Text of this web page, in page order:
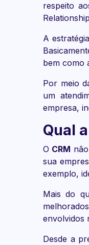
respeito
A
bem como
Por meio
um
empresa,
Qual
O CRM
sua
exemplo,
Mais do
envolvidos
Desde a